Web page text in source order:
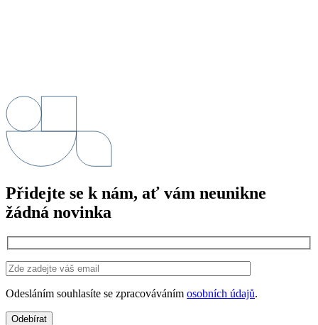
Přidejte se k nám, ať vám neunikne
žádná novinka
Odesláním souhlasíte se zpracováváním osobních údajů.